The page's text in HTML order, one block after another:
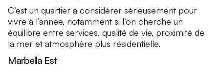
C’est un quartier à considérer sérieusement pour
vivre à l’année, notamment si l’on cherche un
équilibre entre services, qualité de vie, proximité de
la mer et atmosphère plus résidentielle.
Marbella Est